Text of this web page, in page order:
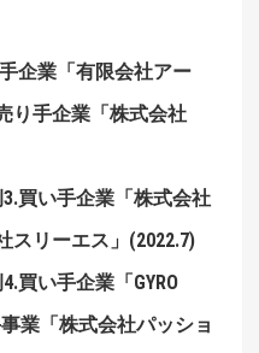
企業「有限会社アー
り手企業「株式会社
買い手企業「株式会社
スリーエス」(2022.7)
買い手企業「GYRO
業「株式会社パッショ